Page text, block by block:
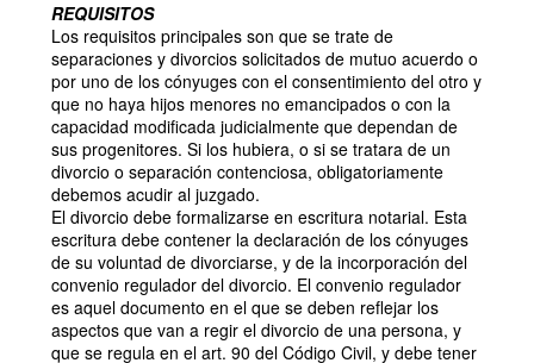
REQUISITOS
Los requisitos principales son que se trate de
separaciones y divorcios solicitados de mutuo acuerdo o
por uno de los cónyuges con el consentimiento del otro y
que no haya hijos menores no emancipados o con la
capacidad modificada judicialmente que dependan de
sus progenitores. Si los hubiera, o si se tratara de un
divorcio o separación contenciosa, obligatoriamente
debemos acudir al juzgado.
El divorcio debe formalizarse en escritura notarial. Esta
escritura debe contener la declaración de los cónyuges
de su voluntad de divorciarse, y de la incorporación del
convenio regulador del divorcio. El convenio regulador
es aquel documento en el que se deben reflejar los
aspectos que van a regir el divorcio de una persona, y
que se regula en el art. 90 del Código Civil, y debe tener